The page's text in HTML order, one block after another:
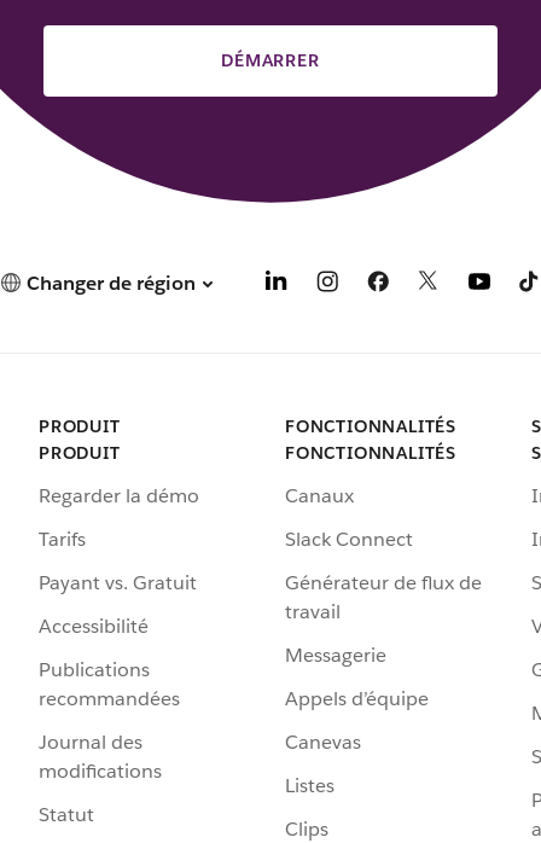
DÉMARRER
Changer de région
PRODUIT
PRODUIT
Regarder la démo
Tarifs
Payant vs. Gratuit
Accessibilité
Publications
recommandées
Journal des
modifications
Statut
FONCTIONNALITÉS
FONCTIONNALITÉS
Canaux
Slack Connect
Générateur de flux de
travail
Messagerie
Appels d’équipe
Canevas
Listes
Clips